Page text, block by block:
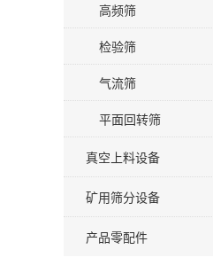
高频筛
检验筛
气流筛
平面回转筛
真空上料设备
矿用筛分设备
产品零配件